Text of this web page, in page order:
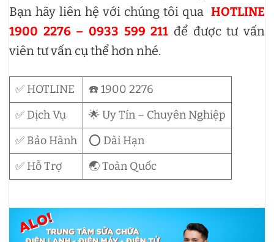
Bạn hãy liên hệ với chúng tôi qua HOTLINE
1900 2276 – 0933 599 211 để được tư vấn
viên tư vấn cụ thể hơn nhé.
✅ HOTLINE
☎️ 1900 2276
✅ Dịch Vụ
🌟 Uy Tín – Chuyên Nghiệp
✅ Bảo Hành
⭕ Dài Hạn
✅ Hỗ Trợ
🌏 Toàn Quốc